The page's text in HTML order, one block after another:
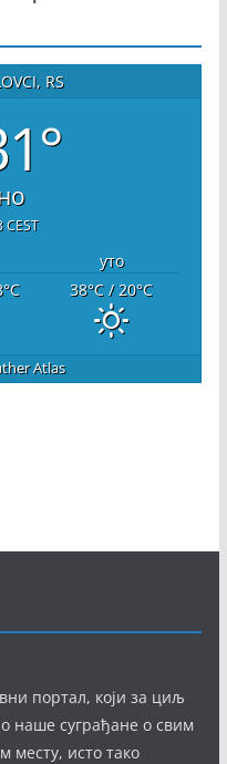
RS
CEST
уто
°C 38°C/ 20°C
Atlas
портал, који за циљ
наше суграђане о свим
исто тако